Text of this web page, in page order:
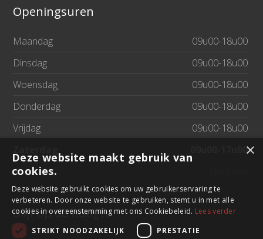
Openingsuren
Maandag
09u00-18u00
Dinsdag
09u00-18u00
Woensdag
09u00-18u00
Donderdag
09u00-18u00
Vrijdag
09u00-18u00
09u00-17u00
Zondag
Blijf op de hoogte
×
Deze website maakt gebruik van
cookies.
Deze website gebruikt cookies om uw gebruikerservaring te
verbeteren. Door onze website te gebruiken, stemt u in met alle
cookies in overeenstemming met ons Cookiebeleid. Lees verder
STRIKT NOODZAKELIJK
PRESTATIE